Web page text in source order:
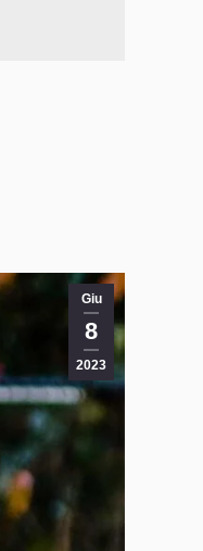
Giu
8
2023